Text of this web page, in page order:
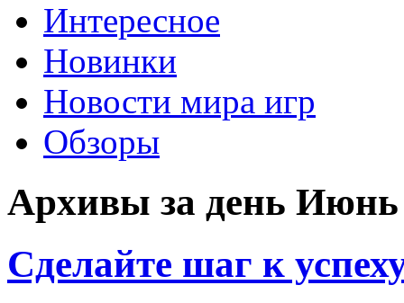
Интересное
Новинки
Новости мира игр
Обзоры
Архивы за день Июнь
Сделайте шаг к